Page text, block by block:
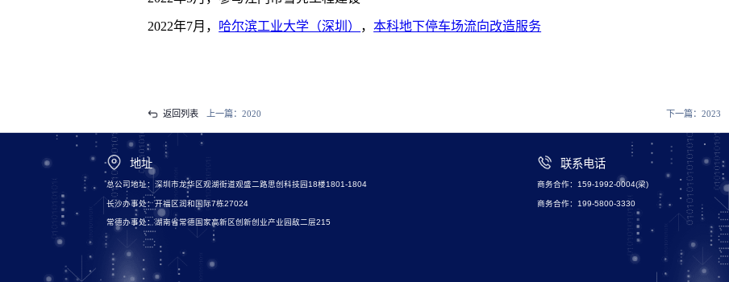
2022年7月， 哈尔滨工业大学（深圳） ，本科地下停车场流向改造服务
返回列表 上一篇： 2020 下一篇： 2023
地址
总公司地址：深圳市龙华区观湖街道观盛二路思创科技园18楼1801-1804
长沙办事处：开福区润和国际7栋27024
常德办事处：湖南省常德国家高新区创新创业产业园敌二层215
联系电话
商务合作：159-1992-0004(梁)
商务合作：199-5800-3330